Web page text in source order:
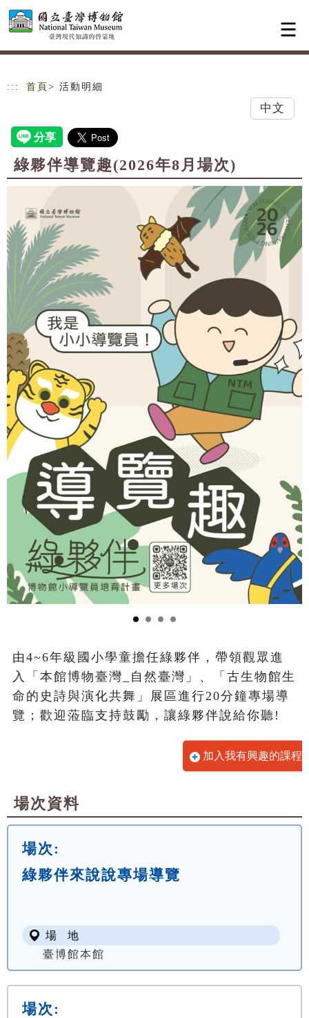
跳到主要內容
網站導覽
::: 首頁 > 活動明細
中文
綠夥伴導覽趣(2026年8月場次)
由4~6年級國小學童擔任綠夥伴，帶領觀眾進
入「本館博物臺灣_自然臺灣」、「古生物館生
命的史詩與演化共舞」展區進行20分鐘專場導
覽；歡迎蒞臨支持鼓勵，讓綠夥伴說給你聽!
加入我有興趣的課程
場次資料
場次:
綠夥伴來說說專場導覽
場 地
臺博館本館
場次: